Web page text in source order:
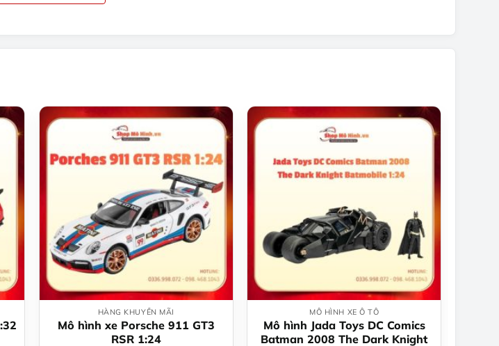
HÀNG KHUYẾN MÃI
Mô hình xe Porsche 911 GT3
RSR 1:24
MÔ HÌNH XE Ô TÔ
Mô hình Jada Toys DC Comics
Batman 2008 The Dark Knight